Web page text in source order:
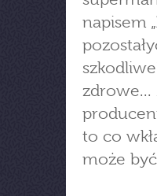
napisem
zdrowe...
to co
może